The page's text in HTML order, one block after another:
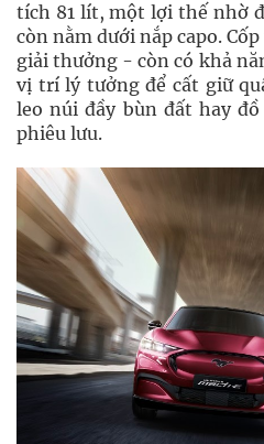
tích 81 lít, một lợi thế nhờ
còn nằm dưới nắp capo.
giải thưởng - còn có khả
vị trí lý tưởng để cất giữ
leo núi đầy bùn đất hay
phiêu lưu.